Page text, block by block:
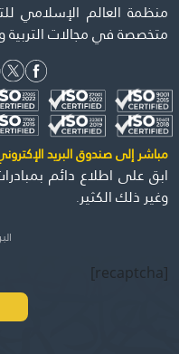
منظمة العالم الإسلامي
متخصصة في مجالات التربية
مباشر إلى صندوق البريد
ابق على اطلاع دائم
وغير ذلك الكثير.
[recaptcha]